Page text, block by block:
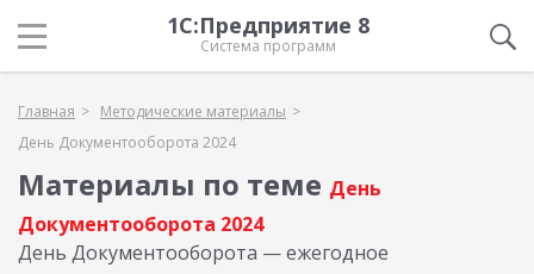
1С:Предприятие 8
Система программ
Главная
Методические материалы
День Документооборота 2024
Материалы по теме День
Документооборота 2024
День Документооборота — ежегодное